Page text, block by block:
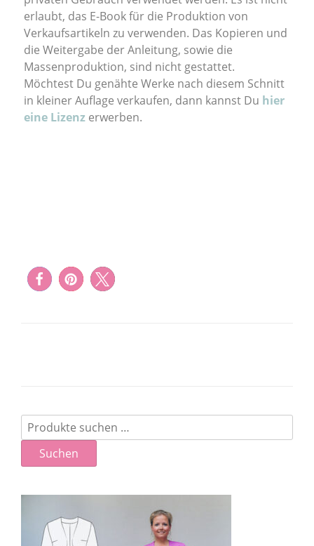
erlaubt, das E-Book für die Produktion von
Verkaufsartikeln zu verwenden. Das Kopieren und
die Weitergabe der Anleitung, sowie die
Massenproduktion, sind nicht gestattet.
Möchtest Du genähte Werke nach diesem Schnitt
in kleiner Auflage verkaufen, dann kannst Du hier
eine Lizenzerwerben.
Suchen
nach:
Suchen